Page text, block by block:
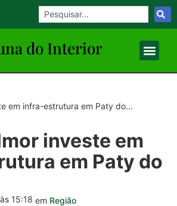
do Interior
em infra-estrutura em Paty do...
investe em
em Paty do
às 15:18 em Região